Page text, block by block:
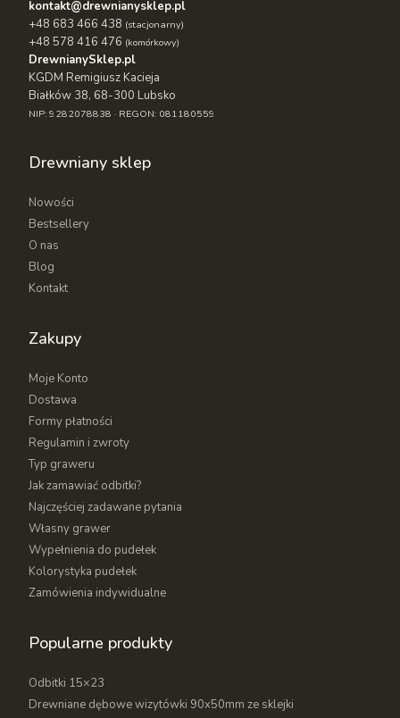
także barwa okucia na rogach pudełka
materiałowego na zdjęcia. Te mogą być złote,
srebrne, czarne lub złote rustykalne.
Grawerowane pudełka materiałowe
stworzyć wyjątkowe wrażenie
proponowane przez nas wzory albo
konfiguratora
Sklepu, aby zaprojektować unikatowy napis lub
grafikę.
kontakt@drewnianysklep.pl
+48 683 466 438 (stacjonarny)
+48 578 416 476 (komórkowy)
DrewnianySklep.pl
KGDM Remigiusz Kacieja
Białków 38, 68-300 Lubsko
NIP: 9282078838 · REGON: 081180559
Drewniany sklep
Nowości
Bestsellery
O nas
Blog
Kontakt
Zakupy
Moje Konto
Dostawa
Formy płatności
Regulamin i zwroty
Typ graweru
Jak zamawiać odbitki?
Najczęściej zadawane pytania
Własny grawer
Wypełnienia do pudełek
Kolorystyka pudełek
Zamówienia indywidualne
Popularne produkty
Odbitki 15×23
Drewniane dębowe wizytówki 90x50mm ze sklejki